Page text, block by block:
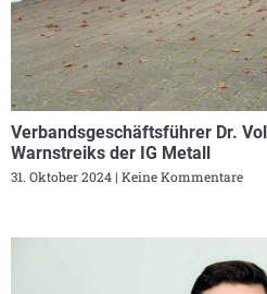
Verbandsgeschäftsführer Dr.
Warnstreiks der IG Metall
31. Oktober 2024 Keine Kommentare